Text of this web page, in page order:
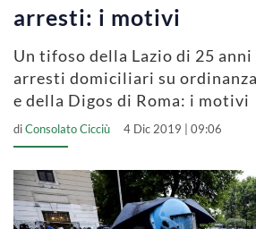
arresti: i motivi
Un tifoso della Lazio di 25
arresti domiciliari su
e della Digos di Roma: i motivi
diConsolato Cicciù 4 Dic 2019 | 09:06